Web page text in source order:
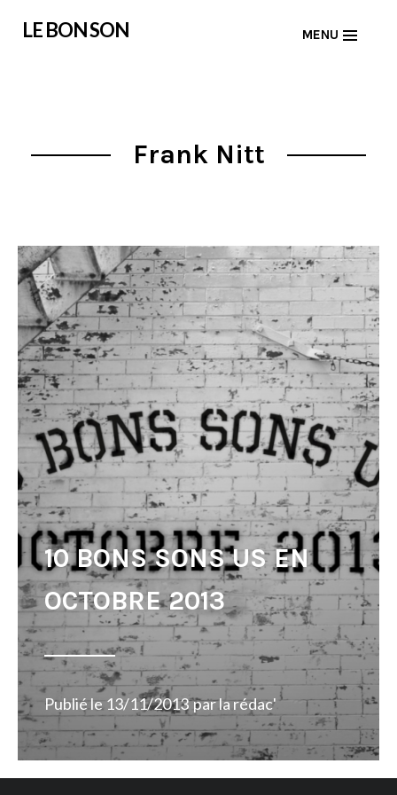
LE BON SON MENU
Frank Nitt
10 BONS SONS US EN
OCTOBRE 2013
Publié le 13/11/2013 parla rédac'